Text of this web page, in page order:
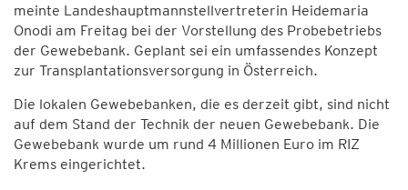
meinte Landeshauptmannstellvertreterin Heidemaria
Onodi am Freitag bei der Vorstellung des Probebetriebs
der Gewebebank. Geplant sei ein umfassendes Konzept
zur Transplantationsversorgung in Österreich.
Die lokalen Gewebebanken, die es derzeit gibt, sind nicht
auf dem Stand der Technik der neuen Gewebebank. Die
Gewebebank wurde um rund 4 Millionen Euro im RIZ
Krems eingerichtet.